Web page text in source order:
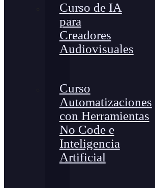
Curso de IA
para
Creadores
Audiovisuales
Curso
Automatizaciones
con Herramientas
No Code e
Inteligencia
Artificial